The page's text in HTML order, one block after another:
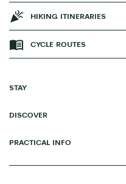
HIKING ITINERARIES
CYCLE ROUTES
STAY
DISCOVER
PRACTICAL INFO